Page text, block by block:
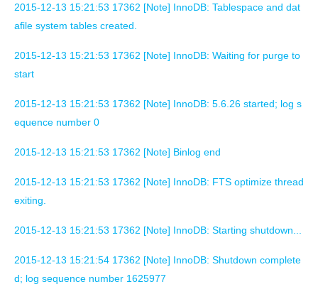
2015-12-13 15:21:53 17362 [Note] InnoDB: Tablespace and dat
afile system tables created.
2015-12-13 15:21:53 17362 [Note] InnoDB: Waiting for purge to
start
2015-12-13 15:21:53 17362 [Note] InnoDB: 5.6.26 started; log s
equence number 0
2015-12-13 15:21:53 17362 [Note] Binlog end
2015-12-13 15:21:53 17362 [Note] InnoDB: FTS optimize thread
exiting.
2015-12-13 15:21:53 17362 [Note] InnoDB: Starting shutdown...
2015-12-13 15:21:54 17362 [Note] InnoDB: Shutdown complete
d; log sequence number 1625977